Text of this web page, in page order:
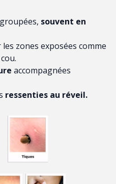
souvent en
zones exposées comme
accompagnées
ressenties au réveil.